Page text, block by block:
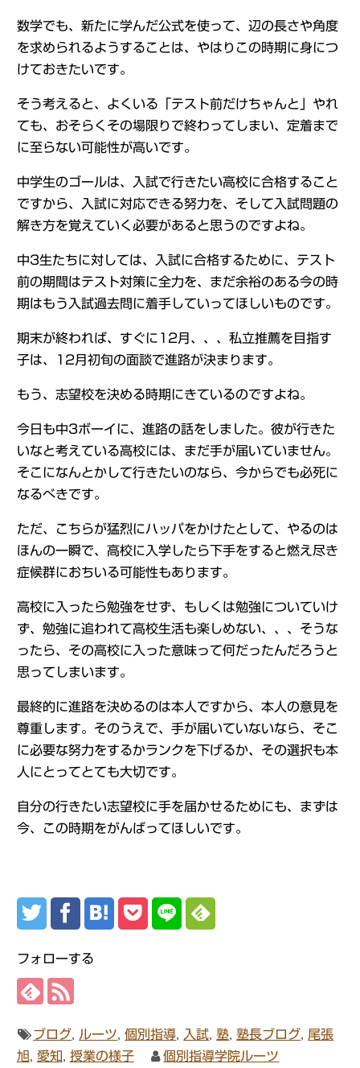
数学でも、新たに学んだ公式を使って、辺の長さや角度
を求められるようすることは、やはりこの時期に身につ
けておきたいです。
そう考えると、よくいる「テスト前だけちゃんと」やれ
ても、おそらくその場限りで終わってしまい、定着まで
に至らない可能性が高いです。
中学生のゴールは、入試で行きたい高校に合格すること
ですから、入試に対応できる努力を、そして入試問題の
解き方を覚えていく必要があると思うのですよね。
中3生たちに対しては、入試に合格するために、テスト
前の期間はテスト対策に全力を、まだ余裕のある今の時
期はもう入試過去問に着手していってほしいものです。
期末が終われば、すぐに12月、、、私立推薦を目指す
子は、12月初旬の面談で進路が決まります。
もう、志望校を決める時期にきているのですよね。
今日も中3ボーイに、進路の話をしました。彼が行きた
いなと考えている高校には、まだ手が届いていません。
そこになんとかして行きたいのなら、今からでも必死に
なるべきです。
ただ、こちらが猛烈にハッパをかけたとして、やるのは
ほんの一瞬で、高校に入学したら下手をすると燃え尽き
症候群におちいる可能性もあります。
高校に入ったら勉強をせず、もしくは勉強についていけ
ず、勉強に追われて高校生活も楽しめない、、、そうな
ったら、その高校に入った意味って何だったんだろうと
思ってしまいます。
最終的に進路を決めるのは本人ですから、本人の意見を
尊重します。そのうえで、手が届いていないなら、そこ
に必要な努力をするかランクを下げるか、その選択も本
人にとってとても大切です。
自分の行きたい志望校に手を届かせるためにも、まずは
今、この時期をがんばってほしいです。
フォローする
ブログ ルーツ ,個別指導 入試 ,塾 ,塾長ブログ
尾張
旭, 愛知 授業の様子 個別指導学院ルーツ